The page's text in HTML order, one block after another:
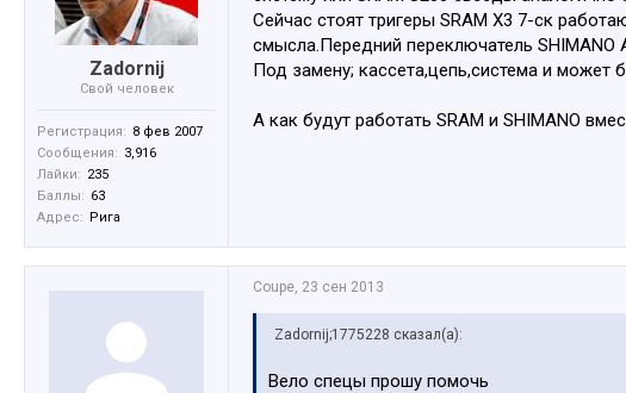
Zadornij
Свой человек
Регистрация: 8 фев 2007
Сообщения: 3,916
Лайки: 235
Баллы: 63
Адрес: Рига
Сейчас стоят тригеры SRAM X3 7-ск
смысла.Передний переключатель SHIMANO
Под замену; кассета,цепь,система и может
А как будут работать SRAM и SHIMANO
Coupe, 23 сен 2013
Zadornij;1775228 сказал(а):
Вело спецы прошу помочь